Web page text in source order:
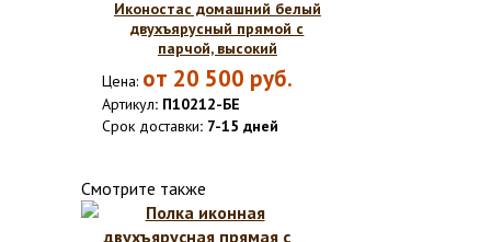
Иконостас домашний белый
двухъярусный прямой с
парчой, высокий
Цена: от 20 500 руб.
Артикул: П10212-БЕ
Срок доставки: 7-15 дней
Смотрите также